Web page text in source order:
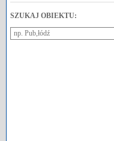
SZUKAJ OBIEKTU: